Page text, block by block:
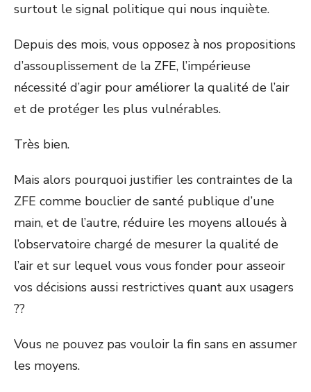
surtout le signal politique qui nous inquiète.
Depuis des mois, vous opposez à nos propositions
d’assouplissement de la ZFE, l’impérieuse
nécessité d’agir pour améliorer la qualité de l’air
et de protéger les plus vulnérables.
Très bien.
Mais alors pourquoi justifier les contraintes de la
ZFE comme bouclier de santé publique d’une
main, et de l’autre, réduire les moyens alloués à
l’observatoire chargé de mesurer la qualité de
l’air et sur lequel vous vous fonder pour asseoir
vos décisions aussi restrictives quant aux usagers
??
Vous ne pouvez pas vouloir la fin sans en assumer
les moyens.